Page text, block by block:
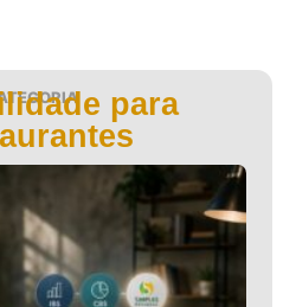
para